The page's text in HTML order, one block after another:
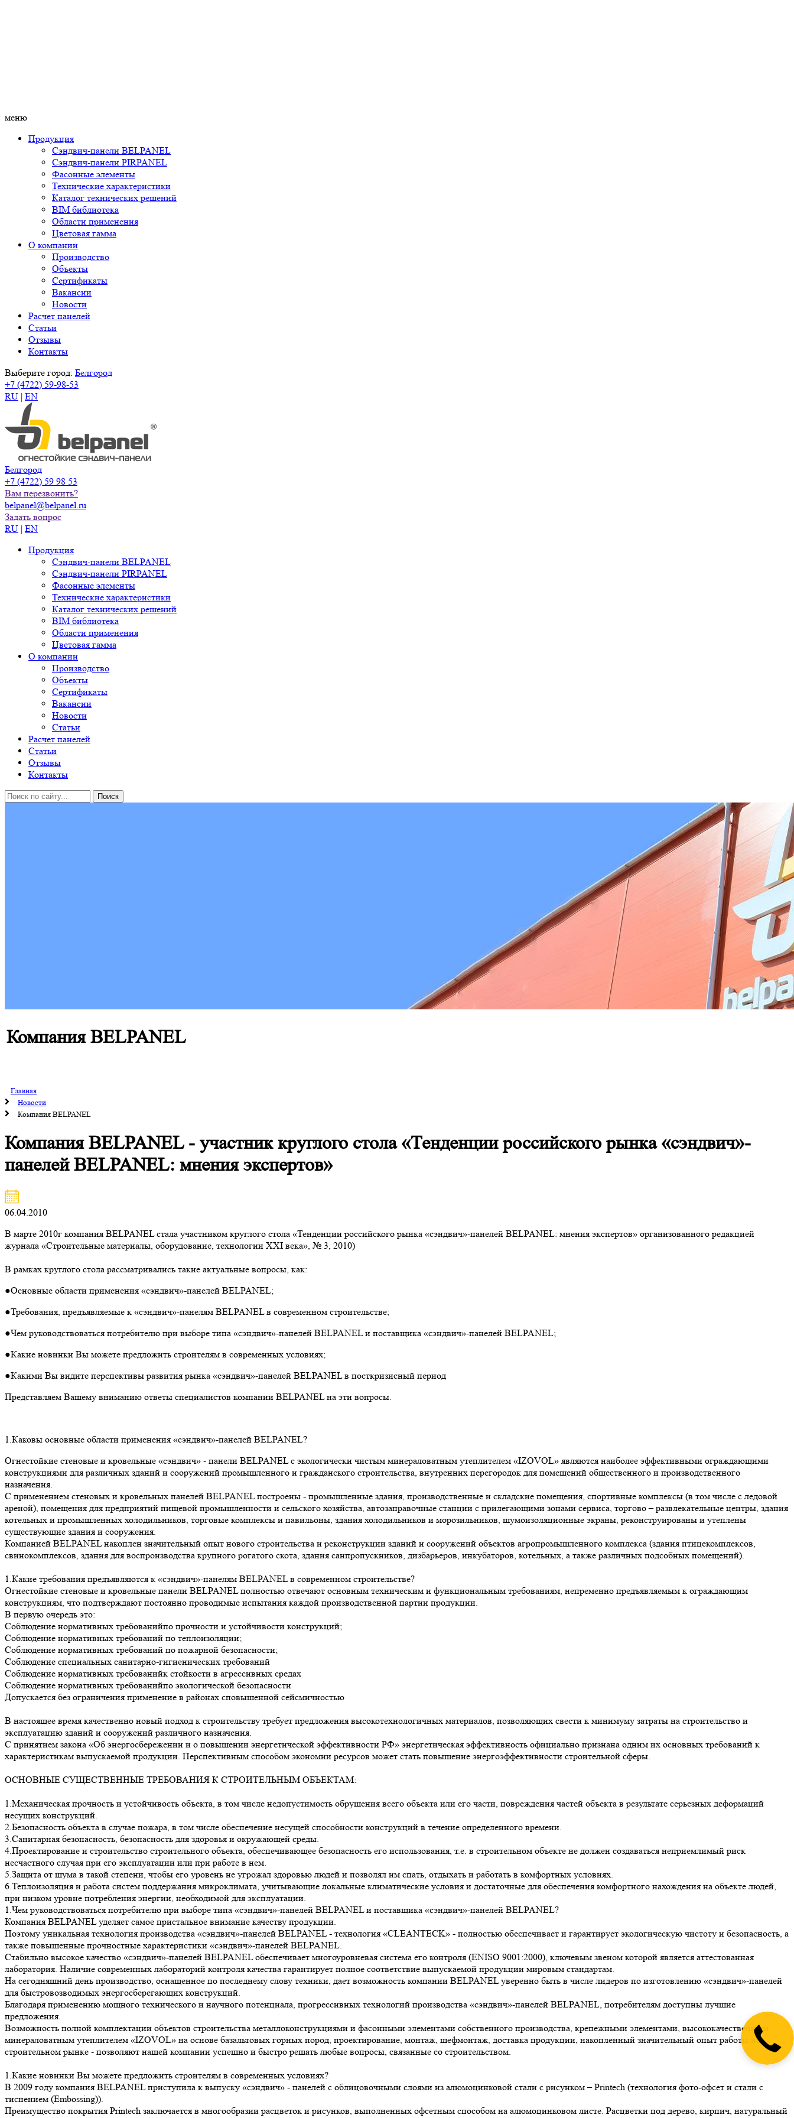
меню
Продукция
Сэндвич-панели BELPANEL
Сэндвич-панели PIRPANEL
Фасонные элементы
Технические характеристики
Каталог технических решений
BIM библиотека
Области применения
Цветовая гамма
О компании
Производство
Объекты
Сертификаты
Вакансии
Новости
Расчет панелей
Статьи
Отзывы
Контакты
Выберите город: Белгород
+7 (4722) 59-98-53
RU | EN
Белгород
+7 (4722) 59 98 53
Вам перезвонить?
belpanel@belpanel.ru
Задать вопрос
RU | EN
Продукция
Сэндвич-панели BELPANEL
Сэндвич-панели PIRPANEL
Фасонные элементы
Технические характеристики
Каталог технических решений
BIM библиотека
Области применения
Цветовая гамма
О компании
Производство
Объекты
Сертификаты
Вакансии
Новости
Статьи
Расчет панелей
Статьи
Отзывы
Контакты
Компания BELPANEL
Главная
Новости
Компания BELPANEL
Компания BELPANEL - участник круглого стола «Тенденции российского рынка «сэндвич»-
панелей BELPANEL: мнения экспертов»
06.04.2010
В марте 2010г компания BELPANEL стала участником круглого стола «Тенденции российского рынка «сэндвич»-панелей BELPANEL: мнения экспертов» организованного редакцией
журнала «Строительные материалы, оборудование, технологии XXI века», № 3, 2010)
В рамках круглого стола рассматривались такие актуальные вопросы, как:
●Основные области применения «сэндвич»-панелей BELPANEL;
●Требования, предъявляемые к «сэндвич»-панелям BELPANEL в современном строительстве;
●Чем руководствоваться потребителю при выборе типа «сэндвич»-панелей BELPANEL и поставщика «сэндвич»-панелей BELPANEL;
●Какие новинки Вы можете предложить строителям в современных условиях;
●Какими Вы видите перспективы развития рынка «сэндвич»-панелей BELPANEL в посткризисный период
Представляем Вашему вниманию ответы специалистов компании BELPANEL на эти вопросы.
1.Каковы основные области применения «сэндвич»-панелей BELPANEL?
Огнестойкие стеновые и кровельные «сэндвич» - панели BELPANEL с экологически чистым минераловатным утеплителем «IZOVOL» являются наиболее эффективными ограждающими
конструкциями для различных зданий и сооружений промышленного и гражданского строительства, внутренних перегородок для помещений общественного и производственного
назначения.
С применением стеновых и кровельных панелей BELPANEL построены - промышленные здания, производственные и складские помещения, спортивные комплексы (в том числе с ледовой
ареной), помещения для предприятий пищевой промышленности и сельского хозяйства, автозаправочные станции с прилегающими зонами сервиса, торгово – развлекательные центры, здания
котельных и промышленных холодильников, торговые комплексы и павильоны, здания холодильников и морозильников, шумоизоляционные экраны, реконструированы и утеплены
существующие здания и сооружения.
Компанией BELPANEL накоплен значительный опыт нового строительства и реконструкции зданий и сооружений объектов агропромышленного комплекса (здания птицекомплексов,
свинокомплексов, здания для воспроизводства крупного рогатого скота, здания санпропускников, дизбарьеров, инкубаторов, котельных, а также различных подсобных помещений).
1.Какие требования предъявляются к «сэндвич»-панелям BELPANEL в современном строительстве?
Огнестойкие стеновые и кровельные панели BELPANEL полностью отвечают основным техническим и функциональным требованиям, непременно предъявляемым к ограждающим
конструкциям, что подтверждают постоянно проводимые испытания каждой производственной партии продукции.
В первую очередь это:
Соблюдение нормативных требованийпо прочности и устойчивости конструкций;
Соблюдение нормативных требований по теплоизоляции;
Соблюдение нормативных требований по пожарной безопасности;
Соблюдение специальных санитарно-гигиенических требований
Соблюдение нормативных требованийк стойкости в агрессивных средах
Соблюдение нормативных требованийпо экологической безопасности
Допускается без ограничения применение в районах сповышенной сейсмичностью
В настоящее время качественно новый подход к строительству требует предложения высокотехнологичных материалов, позволяющих свести к минимуму затраты на строительство и
эксплуатацию зданий и сооружений различного назначения.
С принятием закона «Об энергосбережении и о повышении энергетической эффективности РФ» энергетическая эффективность официально признана одним их основных требований к
характеристикам выпускаемой продукции. Перспективным способом экономии ресурсов может стать повышение энергоэффективности строительной сферы.
ОСНОВНЫЕ СУЩЕСТВЕННЫЕ ТРЕБОВАНИЯ К СТРОИТЕЛЬНЫМ ОБЪЕКТАМ:
1.Механическая прочность и устойчивость объекта, в том числе недопустимость обрушения всего объекта или его части, повреждения частей объекта в результате серьезных деформаций
несущих конструкций.
2.Безопасность объекта в случае пожара, в том числе обеспечение несущей способности конструкций в течение определенного времени.
3.Санитарная безопасность, безопасность для здоровья и окружающей среды.
4.Проектирование и строительство строительного объекта, обеспечивающее безопасность его использования, т.е. в строительном объекте не должен создаваться неприемлимый риск
несчастного случая при его эксплуатации или при работе в нем.
5.Защита от шума в такой степени, чтобы его уровень не угрожал здоровью людей и позволял им спать, отдыхать и работать в комфортных условиях.
6.Теплоизоляция и работа систем поддержания микроклимата, учитывающие локальные климатические условия и достаточные для обеспечения комфортного нахождения на объекте людей,
при низком уровне потребления энергии, необходимой для эксплуатации.
1.Чем руководствоваться потребителю при выборе типа «сэндвич»-панелей BELPANEL и поставщика «сэндвич»-панелей BELPANEL?
Компания BELPANEL уделяет самое пристальное внимание качеству продукции.
Поэтому уникальная технология производства «сэндвич»-панелей BELPANEL - технология «CLEANTECK» - полностью обеспечивает и гарантирует экологическую чистоту и безопасность, а
также повышенные прочностные характеристики «сэндвич»-панелей BELPANEL.
Стабильно высокое качество «сэндвич»-панелей BELPANEL обеспечивает многоуровневая система его контроля (ENISO 9001:2000), ключевым звеном которой является аттестованная
лаборатория. Наличие современных лабораторий контроля качества гарантирует полное соответствие выпускаемой продукции мировым стандартам.
На сегодняшний день производство, оснащенное по последнему слову техники, дает возможность компании BELPANEL уверенно быть в числе лидеров по изготовлению «сэндвич»-панелей
для быстровозводимых энергосберегающих конструкций.
Благодаря применению мощного технического и научного потенциала, прогрессивных технологий производства «сэндвич»-панелей BELPANEL, потребителям доступны лучшие
предложения.
Возможность полной комплектации объектов строительства металлоконструкциями и фасонными элементами собственного производства, крепежными элементами, высококачественным
минераловатным утеплителем «IZOVOL» на основе базальтовых горных пород, проектирование, монтаж, шефмонтаж, доставка продукции, накопленный значительный опыт работы на
строительном рынке - позволяют нашей компании успешно и быстро решать любые вопросы, связанные со строительством.
1.Какие новинки Вы можете предложить строителям в современных условиях?
В 2009 году компания BELPANEL приступила к выпуску «сэндвич» - панелей с облицовочными слоями из алюмоцинковой стали с рисунком – Printech (технология фото-офсет и стали с
тиснением (Embossing)).
Преимущество покрытия Printech заключается в многообразии расцветок и рисунков, выполненных офсетным способом на алюмоцинковом листе. Расцветки под дерево, кирпич, натуральный